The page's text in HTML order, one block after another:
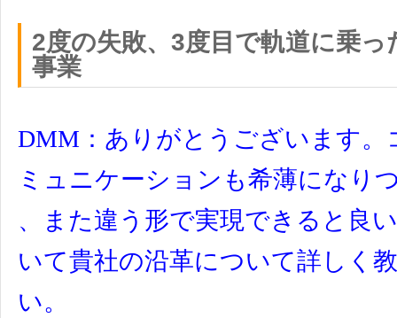
2度の失敗、3度目で軌道に乗っ
事業
DMM：ありがとうございます。
ミュニケーションも希薄になり
、また違う形で実現できると良
いて貴社の沿革について詳しく
い。